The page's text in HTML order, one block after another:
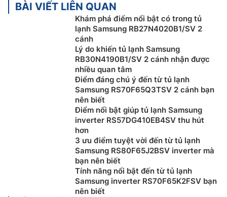
BÀI VIẾT LIÊN QUAN
Khám phá điểm nổi bật có trong tủ
lạnh Samsung RB27N4020B1/SV 2
cánh
Lý do khiến tủ lạnh Samsung
RB30N4190B1/SV 2 cánh nhận được
nhiều quan tâm
Điểm đáng chú ý đến từ tủ lạnh
Samsung RS70F65Q3TSV 2 cánh bạn
nên biết
Điểm nổi bật giúp tủ lạnh Samsung
inverter RS57DG410EB4SV thu hút
hơn
3 ưu điểm tuyệt vời đến từ tủ lạnh
Samsung RS80F65J2BSV inverter mà
bạn nên biết
Tính năng nổi bật đến từ tủ lạnh
Samsung inverter RS70F65K2FSV bạn
nên biết